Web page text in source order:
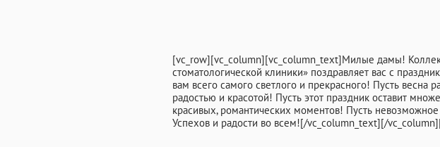
[vc_row][vc_column][vc_column_text]Милые дамы!
стоматологической клиники» поздравляет вас с
вам всего самого светлого и прекрасного! Пусть весна
радостью и красотой! Пусть этот праздник оставит
красивых, романтических моментов! Пусть
Успехов и радости во всем![/vc_column_text][/